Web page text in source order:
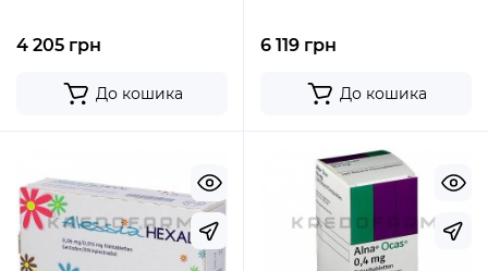
4 205 грн
До кошика
6 119 грн
До кошика